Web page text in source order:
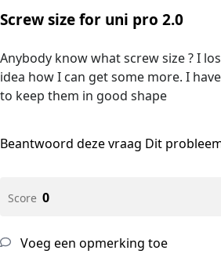
Screw size for uni pro 2.0
Anybody know what screw size ? I
idea how I can get some more. I
to keep them in good shape
Beantwoord deze vraag Dit
Score 0
Voeg een opmerking toe